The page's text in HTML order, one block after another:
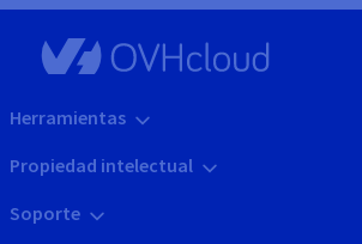
Herramientas
Propiedad intelectual
Soporte